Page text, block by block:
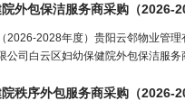
外包保洁服务商采购（2026-
2028年度）贵阳云邻物业管
司白云区妇幼保健院外包保洁服务
秩序外包服务商采购（2026-